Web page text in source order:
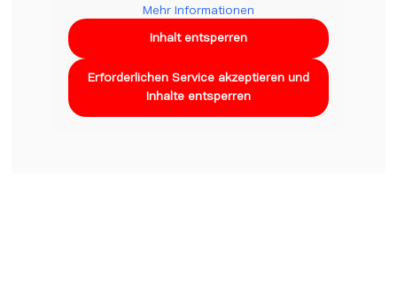
Mehr Informationen
Inhalt entsperren
Erforderlichen Service akzeptieren und
Inhalte entsperren